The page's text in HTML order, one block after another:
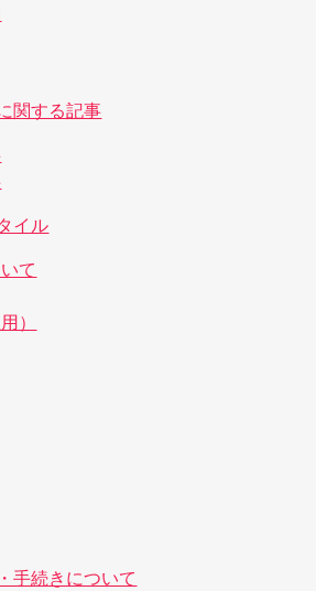
関する記事
イル
て
）
手続きについて